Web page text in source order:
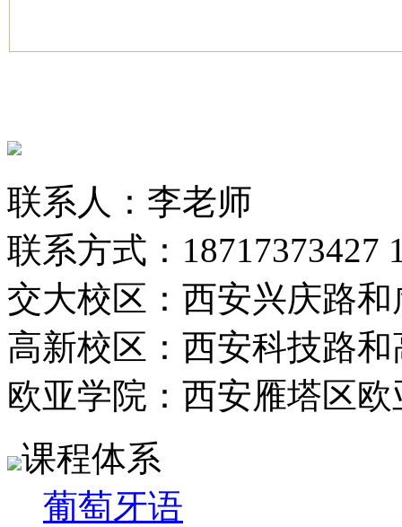
联系人：李老师
联系方式：18717373427
交大校区：西安兴庆路
高新校区：西安科技路
欧亚学院：西安雁塔区
课程体系
葡萄牙语